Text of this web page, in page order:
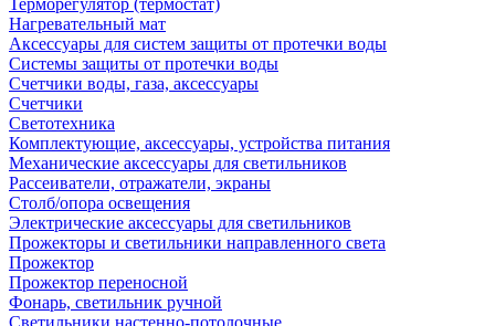
Терморегулятор (термостат)
Нагревательный мат
Аксессуары для систем защиты от протечки воды
Системы защиты от протечки воды
Счетчики воды, газа, аксессуары
Счетчики
Светотехника
Комплектующие, аксессуары, устройства питания
Механические аксессуары для светильников
Рассеиватели, отражатели, экраны
Столб/опора освещения
Электрические аксессуары для светильников
Прожекторы и светильники направленного света
Прожектор
Прожектор переносной
Фонарь, светильник ручной
Светильники настенно-потолочные